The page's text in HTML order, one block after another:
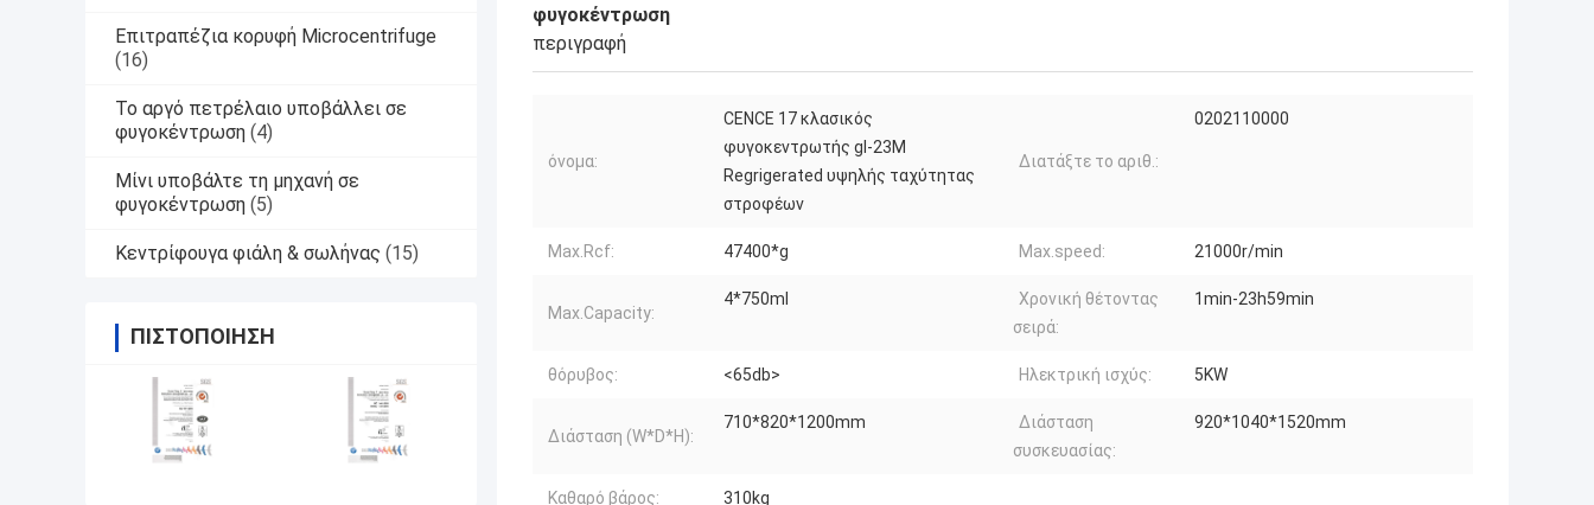
Επιτραπέζια κορυφή Microcentrifuge
(16)
Το αργό πετρέλαιο υποβάλλει σε
φυγοκέντρωση (4)
Μίνι υποβάλτε τη μηχανή σε
φυγοκέντρωση (5)
Κεντρίφουγα φιάλη & σωλήνας (15)
ΠΙΣΤΟΠΟΊΗΣΗ
φυγοκέντρωση
περιγραφή
όνομα:
CENCE 17 κλασικός
φυγοκεντρωτής gl-23M
Regrigerated υψηλής ταχύτητας
στροφέων
Διατάξτε το αριθ.:
0202110000
Max.Rcf: 47400*g Max.speed: 21000r/min
Max.Capacity:
4*750ml
Χρονική θέτοντας
σειρά:
1min-23h59min
θόρυβος: <65db> Ηλεκτρική ισχύς: 5KW
Διάσταση (W*D*H):
710*820*1200mm
Διάσταση
συσκευασίας:
920*1040*1520mm
Καθαρό βάρος: 310kg